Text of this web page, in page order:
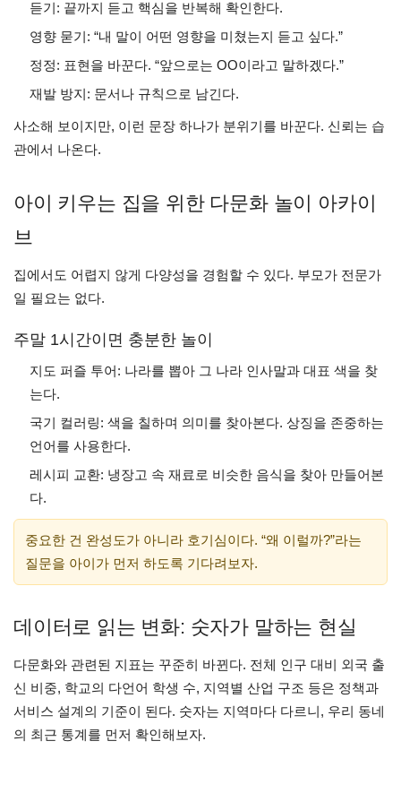
듣기: 끝까지 듣고 핵심을 반복해 확인한다.
영향 묻기: “내 말이 어떤 영향을 미쳤는지 듣고 싶다.”
정정: 표현을 바꾼다. “앞으로는 OO이라고 말하겠다.”
재발 방지: 문서나 규칙으로 남긴다.
사소해 보이지만, 이런 문장 하나가 분위기를 바꾼다. 신뢰는 습
관에서 나온다.
아이 키우는 집을 위한 다문화 놀이 아카이
브
집에서도 어렵지 않게 다양성을 경험할 수 있다. 부모가 전문가
일 필요는 없다.
주말 1시간이면 충분한 놀이
지도 퍼즐 투어: 나라를 뽑아 그 나라 인사말과 대표 색을 찾
는다.
국기 컬러링: 색을 칠하며 의미를 찾아본다. 상징을 존중하는
언어를 사용한다.
레시피 교환: 냉장고 속 재료로 비슷한 음식을 찾아 만들어본
다.
중요한 건 완성도가 아니라 호기심이다. “왜 이럴까?”라는
질문을 아이가 먼저 하도록 기다려보자.
데이터로 읽는 변화: 숫자가 말하는 현실
다문화와 관련된 지표는 꾸준히 바뀐다. 전체 인구 대비 외국 출
신 비중, 학교의 다언어 학생 수, 지역별 산업 구조 등은 정책과
서비스 설계의 기준이 된다. 숫자는 지역마다 다르니, 우리 동네
의 최근 통계를 먼저 확인해보자.